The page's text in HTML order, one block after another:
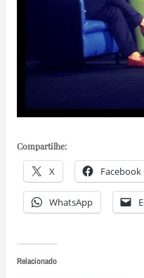
Compartilhe:
X Facebook
WhatsApp
Relacionado